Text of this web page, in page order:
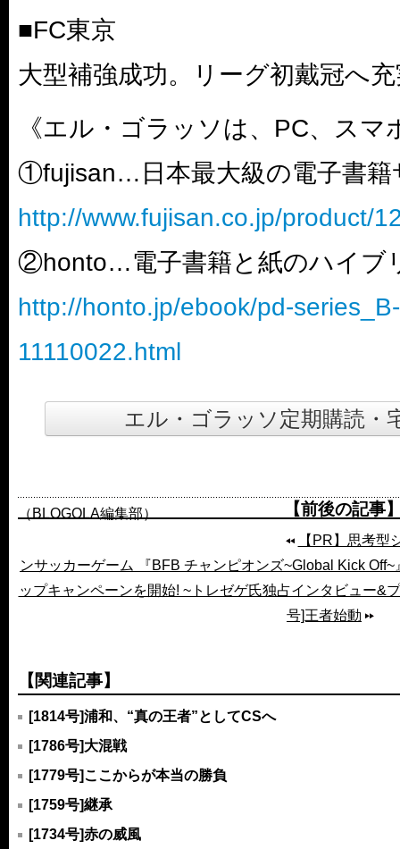
■FC東京
大型補強成功。リーグ初戴冠へ
《エル・ゴラッソは、PC、スマ
①fujisan…日本最大級の電子書籍
http://www.fujisan.co.jp/product/
②honto…電子書籍と紙のハイブ
http://honto.jp/ebook/pd-
11110022.html
エル・ゴラッソ定期購読・
（BLOGOLA編集部） 【前後の記事
【PR】思考型
ンサッカーゲーム 『BFB チャンピオンズ~Global Kick
ップキャンペーンを開始! ~トレゼゲ氏独占インタビュー&
号]王者始動
【関連記事】
[1814号]浦和、“真の王者”としてCSへ
[1786号]大混戦
[1779号]ここからが本当の勝負
[1759号]継承
[1734号]赤の威風